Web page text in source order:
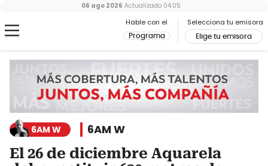
Hable con el
Programa
Selecciona tu emisora
Elige tu emisora
06 ago 2026 Actualizado 04:05
6AM W 6AM W
El 26 de diciembre Aquarela